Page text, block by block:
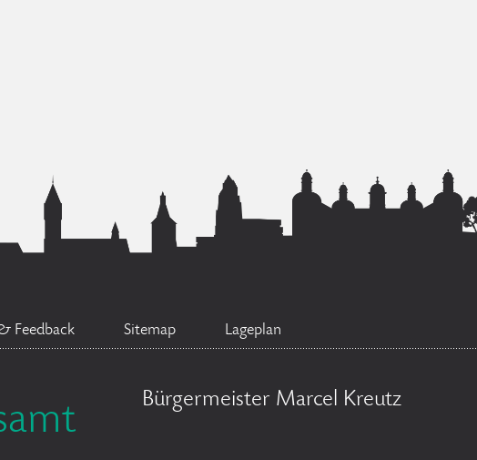
Feedback Sitemap Lageplan
Bürgermeister Marcel Kreutz